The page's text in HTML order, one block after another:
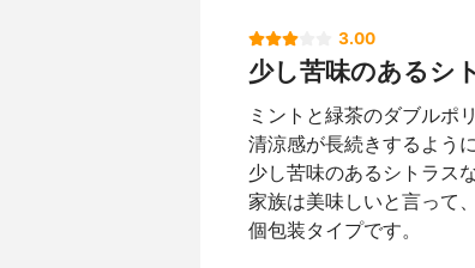
3.00
少し苦味のあるシ
ミントと緑茶のダブルポ
清涼感が長続きするよう
少し苦味のあるシトラス
家族は美味しいと言って
個包装タイプです。